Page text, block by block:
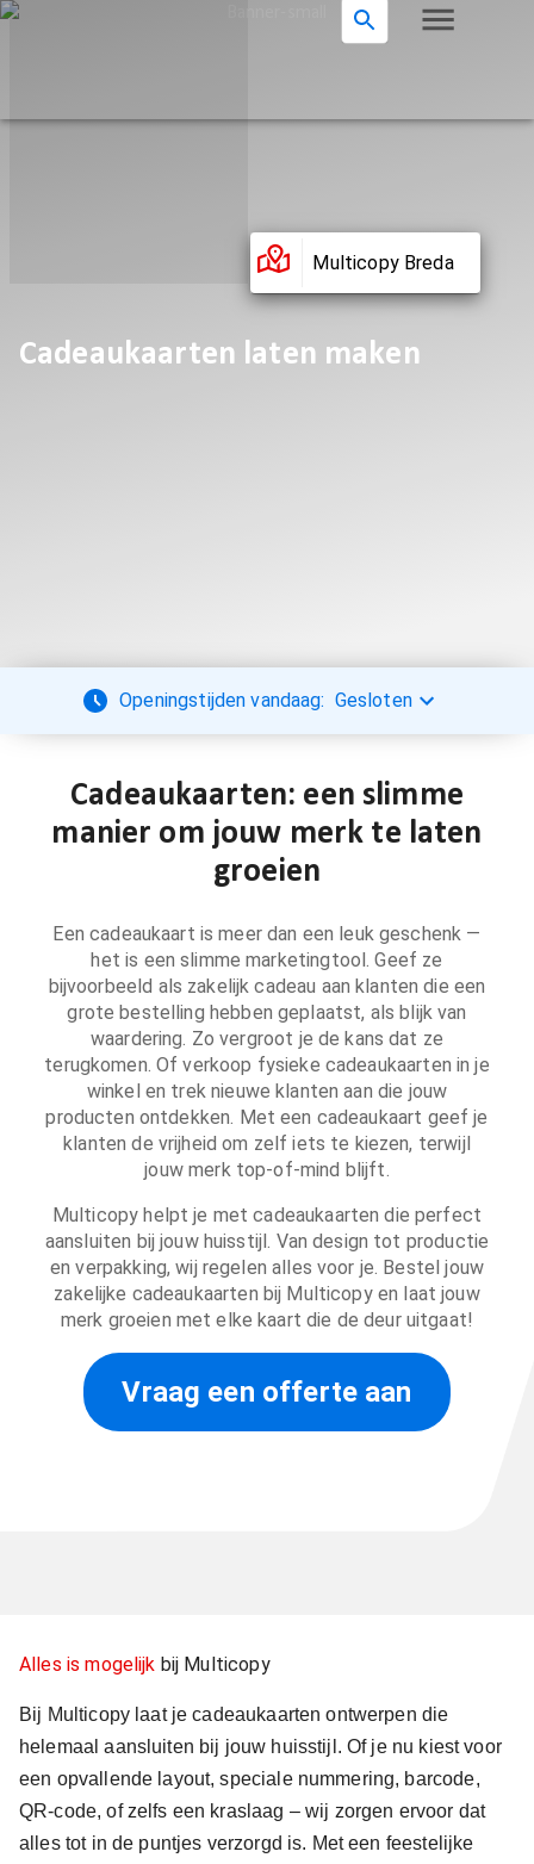
Multicopy Breda
Cadeaukaarten laten maken
Openingstijden vandaag: Gesloten
Cadeaukaarten: een slimme
manier om jouw merk te laten
groeien
Een cadeaukaart is meer dan een leuk geschenk —
het is een slimme marketingtool. Geef ze
bijvoorbeeld als zakelijk cadeau aan klanten die een
grote bestelling hebben geplaatst, als blijk van
waardering. Zo vergroot je de kans dat ze
terugkomen. Of verkoop fysieke cadeaukaarten in je
winkel en trek nieuwe klanten aan die jouw
producten ontdekken. Met een cadeaukaart geef je
klanten de vrijheid om zelf iets te kiezen, terwijl
jouw merk top-of-mind blijft.
Multicopy helpt je met cadeaukaarten die perfect
aansluiten bij jouw huisstijl. Van design tot productie
en verpakking, wij regelen alles voor je. Bestel jouw
zakelijke cadeaukaarten bij Multicopy en laat jouw
merk groeien met elke kaart die de deur uitgaat!
Vraag een offerte aan
Alles is mogelijk bij Multicopy
Bij Multicopy laat je cadeaukaarten ontwerpen die
helemaal aansluiten bij jouw huisstijl. Of je nu kiest voor
een opvallende layout, speciale nummering, barcode,
QR-code, of zelfs een kraslaag – wij zorgen ervoor dat
alles tot in de puntjes verzorgd is. Met een feestelijke